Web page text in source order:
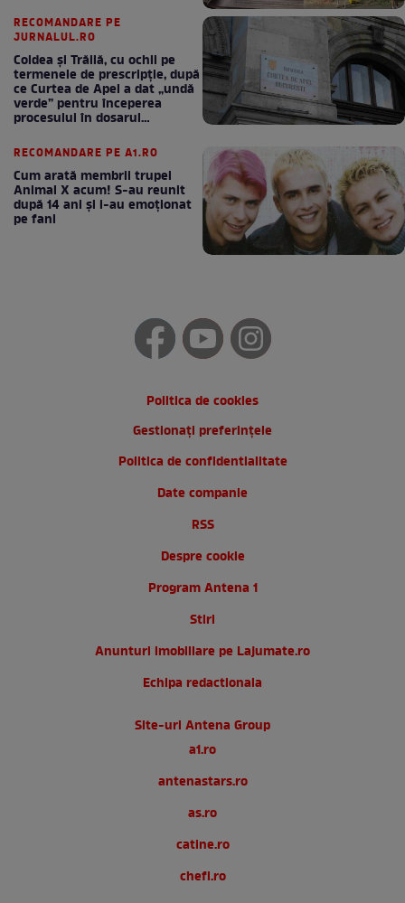
RECOMANDARE PE
JURNALUL.RO
Coldea și Trăilă, cu ochii pe
termenele de prescripție, după
ce Curtea de Apel a dat „undă
verde” pentru începerea
procesului în dosarul
RECOMANDARE PE A1.RO
Cum arată membrii trupei
Animal X acum! S-au reunit
după 14 ani și i-au emoționat
pe fani
Politica de cookies
Gestionați preferințele
Politica de confidentialitate
Date companie
RSS
Despre cookie
Program Antena 1
Stiri
Anunturi imobiliare pe Lajumate.ro
Echipa redactionala
Site-uri Antena Group
a1.ro
antenastars.ro
as.ro
catine.ro
chefi.ro